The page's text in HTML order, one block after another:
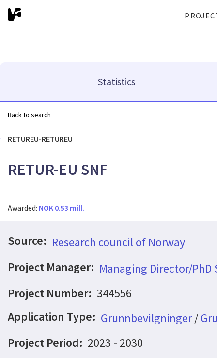
Statistics
Back to search
RETUREU-RETUREU
RETUR-EU SNF
Awarded: NOK 0.53 mill.
Source: Research council of Norway
Project Manager: Managing Director/PhD
Project Number: 344556
Application Type: Grunnbevilgninger/
Project Period: 2023 - 2030